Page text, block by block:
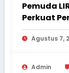
Pemuda
Perkuat
Pemilu
Agustus 7,
Admin